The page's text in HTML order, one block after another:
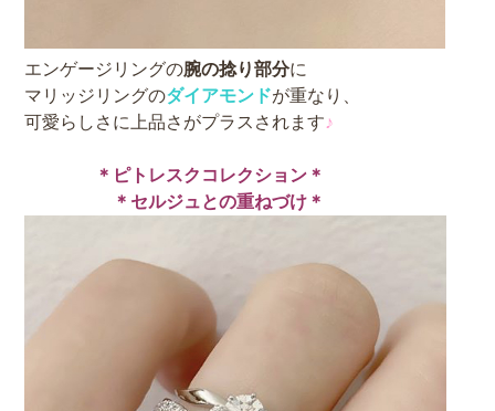
エンゲージリングの腕の捻り部分に
マリッジリングのダイアモンドが重なり、
可愛らしさに上品さがプラスされます♪
＊ピトレスクコレクション＊
＊セルジュとの重ねづけ＊